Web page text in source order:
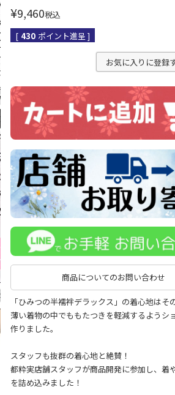
¥9,460税込
[ 430 ポイント進呈 ]
お気に入りに登録
商品についてのお問い合わせ
「ひみつの半襦袢デラックス」の着心地はそ
薄い着物の中でももたつきを軽減するようシ
作りました。
スタッフも抜群の着心地と絶賛！
都粋実店舗スタッフが商品開発に参加し、着
を詰め込みました！